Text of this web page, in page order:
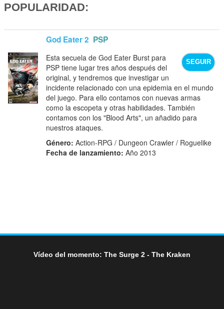
POPULARIDAD:
God Eater 2 PSP
SEGUIR
Esta secuela de God Eater Burst para
PSP tiene lugar tres años después del
original, y tendremos que investigar un
incidente relacionado con una epidemia en el mundo
del juego. Para ello contamos con nuevas armas
como la escopeta y otras habilidades. También
contamos con los "Blood Arts", un añadido para
nuestros ataques.
Género: Action-RPG / Dungeon Crawler / Roguelike
Fecha de lanzamiento: Año 2013
Vídeo del momento: The Surge 2 - The Kraken